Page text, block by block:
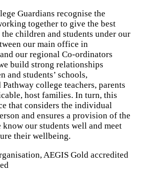
Guardians recognise the
together to give the best
children and students under our
our main office in
our regional Co-ordinators
build strong relationships
and students’ schools,
college teachers, parents
host families. In turn, this
that considers the individual
and ensures a provision of the
know our students well and meet
their wellbeing.
AEGIS Gold accredited